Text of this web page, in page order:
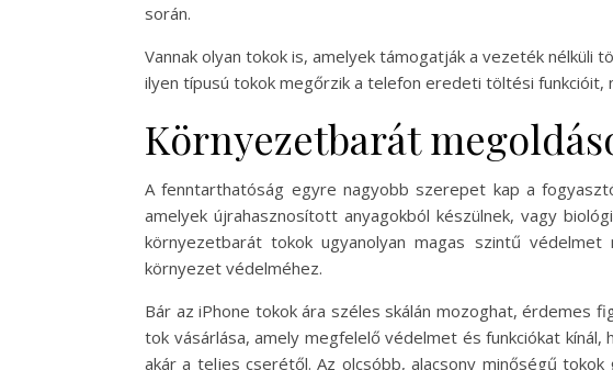
során.
Vannak olyan tokok is, amelyek támogatják a vezeték nélküli
ilyen típusú tokok megőrzik a telefon eredeti töltési funkcióit,
Környezetbarát
A fenntarthatóság egyre nagyobb szerepet kap a
amelyek újrahasznosított anyagokból készülnek, vagy
környezetbarát tokok ugyanolyan magas szintű
környezet védelméhez.
Bár az iPhone tokok ára széles skálán mozoghat, érdemes
tok vásárlása, amely megfelelő védelmet és funkciókat
akár a teljes cserétől. Az olcsóbb, alacsony minőségű